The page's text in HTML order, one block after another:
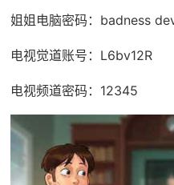
姐姐电脑密码：badness
电视觉道账号：L6bv12R
电视频道密码：12345